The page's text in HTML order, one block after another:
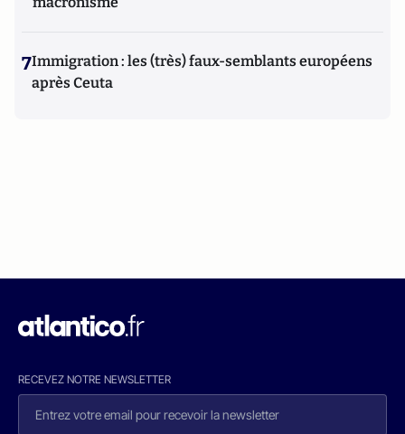
7Immigration : les (très) faux-semblants européens
après Ceuta
RECEVEZ NOTRE NEWSLETTER